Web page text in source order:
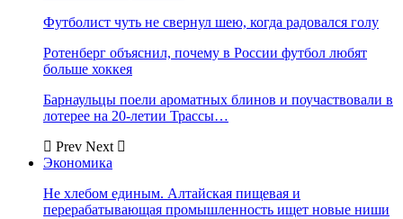
Футболист чуть не свернул шею, когда радовался голу
Ротенберг объяснил, почему в России футбол любят
больше хоккея
Барнаульцы поели ароматных блинов и поучаствовали в
лотерее на 20-летии Трассы…
Prev Next
Экономика
Не хлебом единым. Алтайская пищевая и
перерабатывающая промышленность ищет новые ниши